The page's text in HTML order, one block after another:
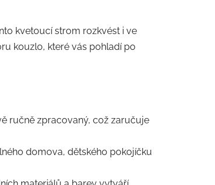
kvetoucí strom rozkvést i ve
kouzlo, které vás pohladí po
ručně zpracovaný, což zaručuje
domova, dětského pokojíčku